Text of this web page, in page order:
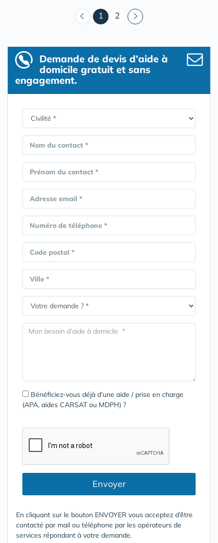
1 (courant)
2
Demande de devis d’aide à
domicile gratuit et sans
engagement.
Nom du contact *
Prénom du contact *
Adresse email *
Numéro de téléphone *
Code postal *
Ville *
Bénéficiez-vous déjà d’une aide / prise en charge
(APA, aides CARSAT ou MDPH) ?
Envoyer
En cliquant sur le bouton ENVOYER vous acceptez d’être
contacté par mail ou téléphone par les opérateurs de
services répondant à votre demande.